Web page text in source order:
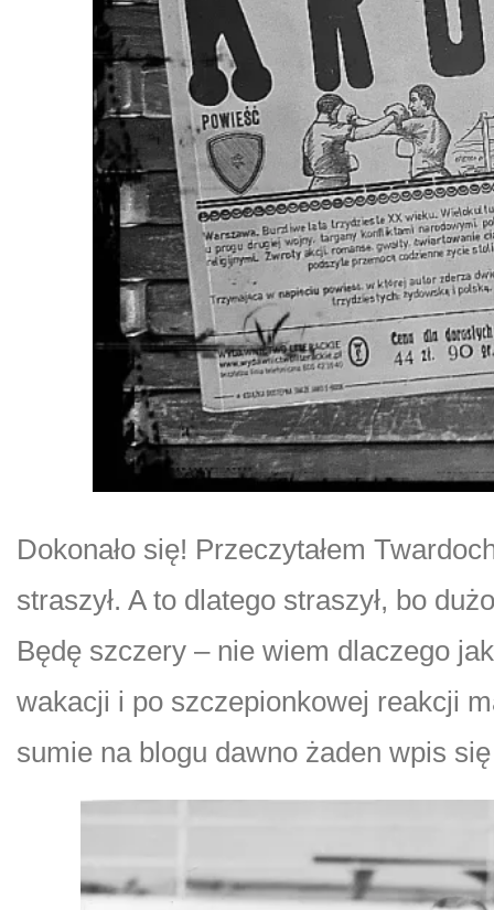
Dokonało się! Przeczytałem
straszył. A to dlatego straszył, bo
Będę szczery – nie wiem dlaczego
wakacji i po szczepionkowej reakcji
sumie na blogu dawno żaden wpis